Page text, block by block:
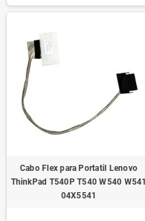
Cabo Flex para Portatil Lenovo
ThinkPad T540P T540 W540 W541
04X5541